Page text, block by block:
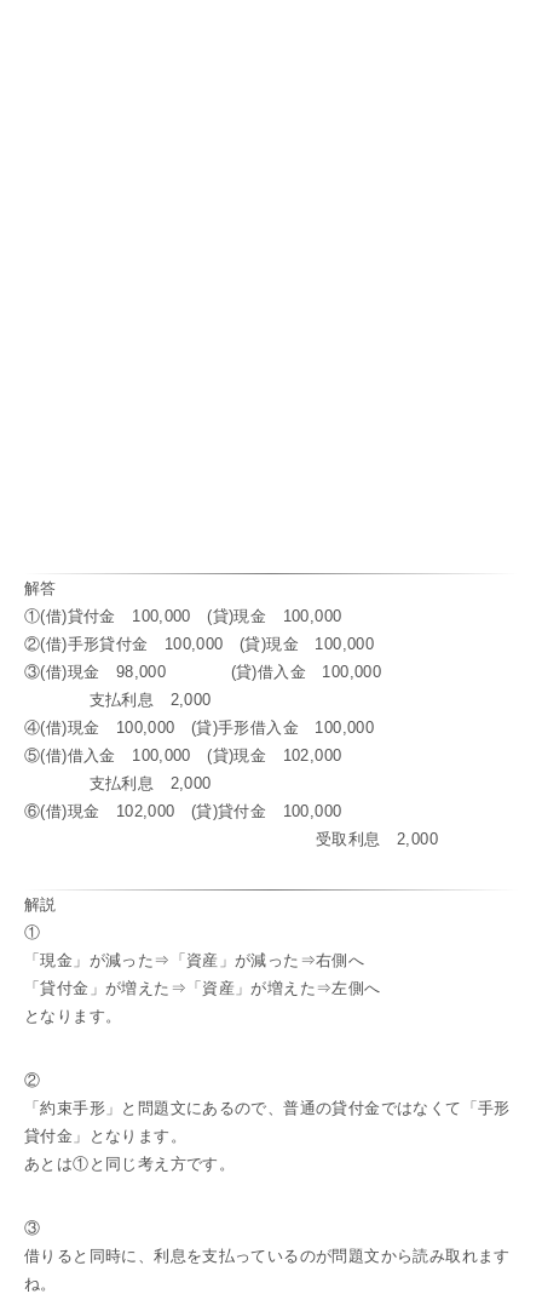
解答
①(借)貸付金 100,000 (貸)現金 100,000
②(借)手形貸付金 100,000 (貸)現金 100,000
③(借)現金 98,000 (貸)借入金 100,000
支払利息 2,000
④(借)現金 100,000 (貸)手形借入金 100,000
⑤(借)借入金 100,000 (貸)現金 102,000
支払利息 2,000
⑥(借)現金 102,000 (貸)貸付金 100,000
受取利息 2,000
解説
①
「現金」が減った⇒「資産」が減った⇒右側へ
「貸付金」が増えた⇒「資産」が増えた⇒左側へ
となります。
②
「約束手形」と問題文にあるので、普通の貸付金ではなくて「手形
貸付金」となります。
あとは①と同じ考え方です。
③
借りると同時に、利息を支払っているのが問題文から読み取れます
ね。